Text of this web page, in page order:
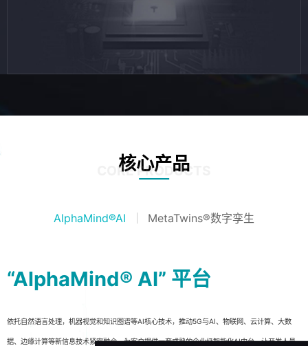
核心产品
CORE PRODUCTS
AlphaMind®AI MetaTwins®数字孪生
“AlphaMind® AI” 平台
依托自然语言处理，机器视觉和知识图谱等AI核心技术，推动5G与AI、物联网、云计算、大数
据、边缘计算等新信息技术紧密融合，为客户提供一套成熟的企业级智能化AI中台，让开发人员